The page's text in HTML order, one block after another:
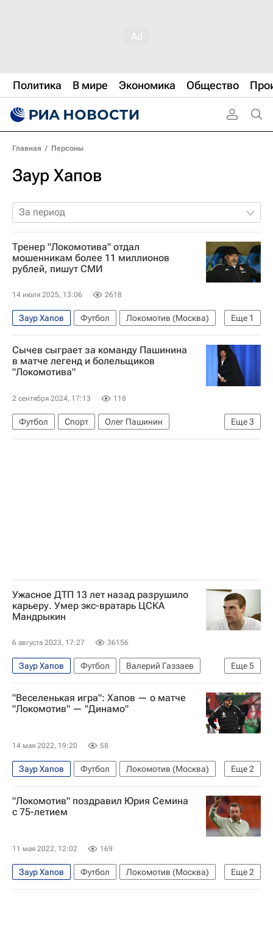
Политика В мире Экономика Общество
Главная / Персоны
Заур Хапов
За период
Тренер "Локомотива" отдал
мошенникам более 11 миллионов
рублей, пишут СМИ
14 июля 2025, 13:06 2618
Еще 1
Заур Хапов Футбол
Локомотив (Москва)
Вокруг спорта
Сычев сыграет за команду Пашинина
в матче легенд и болельщиков
"Локомотива"
2 сентября 2024, 17:13 118
Еще3
Футбол Спорт
Олег Пашинин
Дмитрий Сычев
Игорь Черевченко
Ужасное ДТП 13 лет назад разрушило
карьеру. Умер экс-вратарь ЦСКА
Мандрыкин
6 августа 2023, 17:27 36156
Еще5
Заур Хапов Футбол
Валерий Газзаев
Руслан Нигматуллин
ПФК ЦСКА
Алания
Верона
Авторы РИА Новости Спорт
"Веселенькая игра": Хапов — о матче
"Локомотив" — "Динамо"
14 мая 2022, 19:20 58
Еще2
Заур Хапов Футбол
Локомотив (Москва)
РПЛ 2026-2027 (Чемпионат России по футболу)
Динамо Москва
"Локомотив" поздравил Юрия Семина
с 75-летием
11 мая 2022, 12:02 169
Еще2
Заур Хапов Футбол
Локомотив (Москва)
Юрий Семин
Владимир Леонченко